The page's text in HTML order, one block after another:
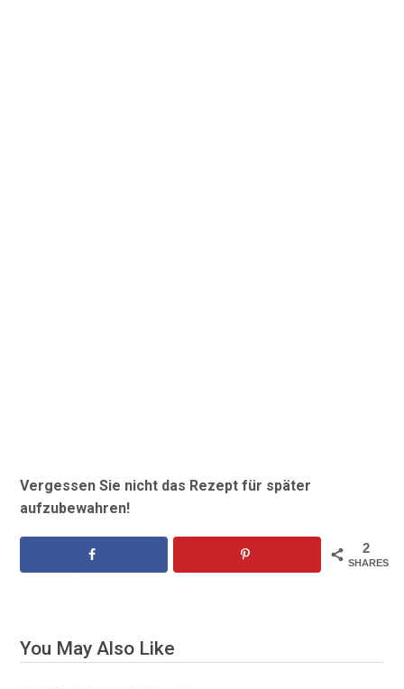
Vergessen Sie nicht das Rezept für später
aufzubewahren!
2
SHARES
You May Also Like